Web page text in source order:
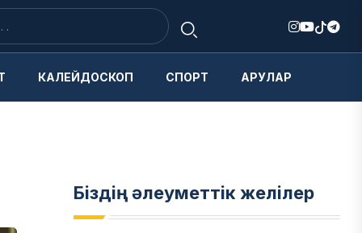
КАЛЕЙДОСКОП СПОРТ АРУЛАР
Біздің әлеуметтік желілер